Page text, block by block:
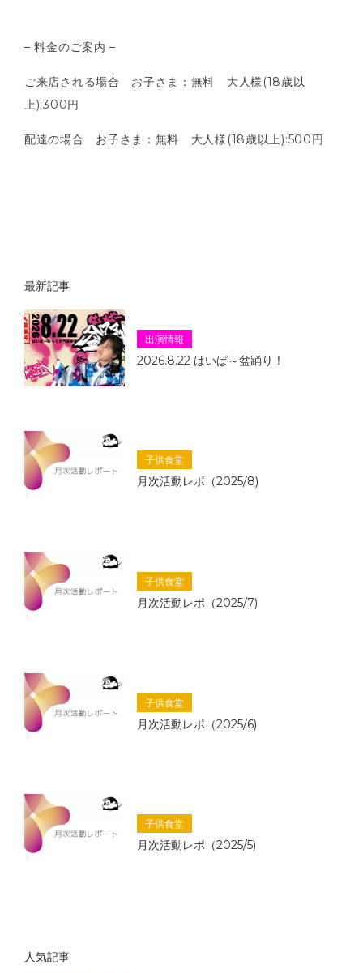
– 料金のご案内 –
ご来店される場合 お子さま：無料 大人様(18歳以
上):300円
配達の場合 お子さま：無料 大人様(18歳以上):500円
最新記事
出演情報
2026.8.22 はいぱ～盆踊り！
子供食堂
月次活動レポ（2025/8)
子供食堂
月次活動レポ（2025/7)
子供食堂
月次活動レポ（2025/6)
子供食堂
月次活動レポ（2025/5)
人気記事